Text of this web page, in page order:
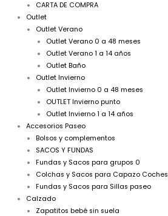
CARTA DE COMPRA
Outlet
Outlet Verano
Outlet Verano 0 a 48 meses
Outlet Verano 1 a 14 años
Outlet Baño
Outlet Invierno
Outlet Invierno 0 a 48 meses
OUTLET Invierno punto
Outlet Invierno 1 a 14 años
Accesorios Paseo
Bolsos y complementos
SACOS Y FUNDAS
Fundas y Sacos para grupos 0
Colchas y Sacos para Capazo Coches
Fundas y Sacos para Sillas paseo
Calzado
Zapatitos bebé sin suela